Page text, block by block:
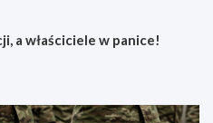
a właściciele w panice!